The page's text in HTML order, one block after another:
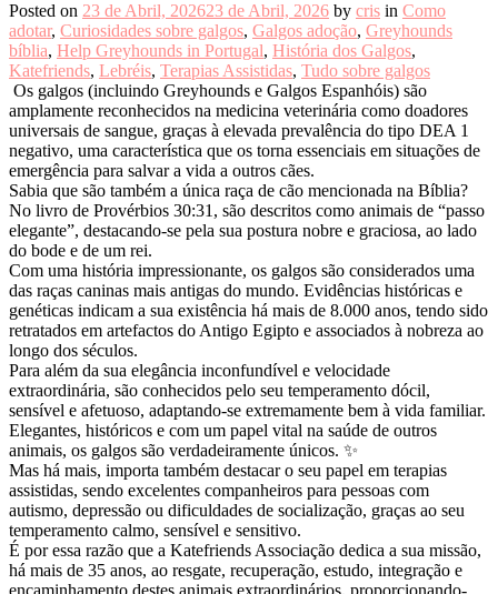
Posted on 23 de Abril, 202623 de Abril, 2026 by cris in Como
adotar, Curiosidades sobre galgos, Galgos adoção, Greyhounds
bíblia, Help Greyhounds in Portugal, História dos Galgos,
Katefriends, Lebréis, Terapias Assistidas, Tudo sobre galgos
Os galgos (incluindo Greyhounds e Galgos Espanhóis) são
amplamente reconhecidos na medicina veterinária como doadores
universais de sangue, graças à elevada prevalência do tipo DEA 1
negativo, uma característica que os torna essenciais em situações de
emergência para salvar a vida a outros cães.
Sabia que são também a única raça de cão mencionada na Bíblia?
No livro de Provérbios 30:31, são descritos como animais de “passo
elegante”, destacando-se pela sua postura nobre e graciosa, ao lado
do bode e de um rei.
Com uma história impressionante, os galgos são considerados uma
das raças caninas mais antigas do mundo. Evidências históricas e
genéticas indicam a sua existência há mais de 8.000 anos, tendo sido
retratados em artefactos do Antigo Egipto e associados à nobreza ao
longo dos séculos.
Para além da sua elegância inconfundível e velocidade
extraordinária, são conhecidos pelo seu temperamento dócil,
sensível e afetuoso, adaptando-se extremamente bem à vida familiar.
Elegantes, históricos e com um papel vital na saúde de outros
animais, os galgos são verdadeiramente únicos. ✨
Mas há mais, importa também destacar o seu papel em terapias
assistidas, sendo excelentes companheiros para pessoas com
autismo, depressão ou dificuldades de socialização, graças ao seu
temperamento calmo, sensível e sensitivo.
É por essa razão que a Katefriends Associação dedica a sua missão,
há mais de 35 anos, ao resgate, recuperação, estudo, integração e